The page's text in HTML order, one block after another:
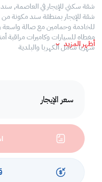
سعر الإيجار
شقة سكني للإيجار في العاصمة, سند
للخادمة وحمامين مع صالة
شهريا شامل الكهربا والبلدية
أظهر المزيد